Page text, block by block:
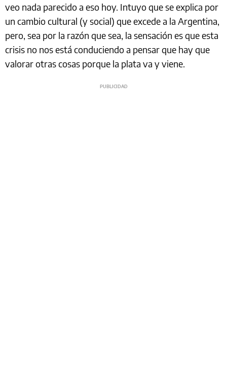
veo nada parecido a eso hoy. Intuyo que se explica por
un cambio cultural (y social) que excede a la Argentina,
pero, sea por la razón que sea, la sensación es que esta
crisis no nos está conduciendo a pensar que hay que
valorar otras cosas porque la plata va y viene.